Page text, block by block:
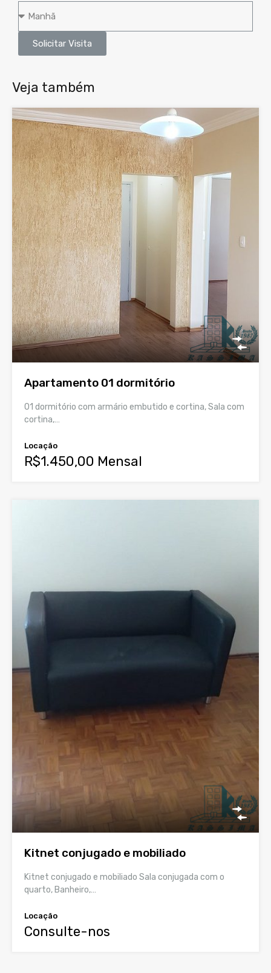
Solicitar Visita
Veja também
Apartamento 01 dormitório
01 dormitório com armário embutido e cortina, Sala com
cortina,…
Locação
R$1.450,00 Mensal
Kitnet conjugado e mobiliado
Kitnet conjugado e mobiliado Sala conjugada com o
quarto, Banheiro,…
Locação
Consulte-nos